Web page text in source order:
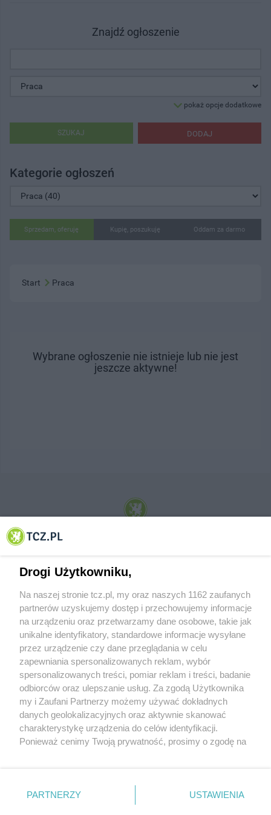
Znajdź ogłoszenie
pokaż opcje dodatkowe
DODAJ
SZUKAJ
Kategorie ogłoszeń
Sprzedam, oferuję Kupię, poszukuję Oddam za darmo
Start Praca
Wybrane ogłoszenie nie istnieje lub nie jest
jeszcze aktywne!
© 2001-2026 Tczew - TCZ.PL Sp. z o.o. Internetowy Serwis Informacyjny Miasta
O FIRMIE POLITYKA PRYWATNOŚCI HOSTING
REKLAMA WSPÓŁPRACA RSS FACEBOOK KONTAKT
Nasze serwisy
Aktualności
Tcz24
Historia miasta
Muzyka i kultura
Archiwum wydarzeń
Zdjęcia miasta
Drogi Użytkowniku,
Na naszej stronie tcz.pl, my oraz naszych 1162 zaufanych
partnerów uzyskujemy dostęp i przechowujemy informacje
na urządzeniu oraz przetwarzamy dane osobowe, takie jak
unikalne identyfikatory, standardowe informacje wysyłane
przez urządzenie czy dane przeglądania w celu
zapewniania spersonalizowanych reklam, wybór
spersonalizowanych treści, pomiar reklam i treści, badanie
odbiorców oraz ulepszanie usług. Za zgodą Użytkownika
my i Zaufani Partnerzy możemy używać dokładnych
danych geolokalizacyjnych oraz aktywnie skanować
charakterystykę urządzenia do celów identyfikacji.
Ponieważ cenimy Twoją prywatność, prosimy o zgodę na
znajdujący się w lewym dolnym rogu strony
. Niektóre
PARTNERZY USTAWIENIA